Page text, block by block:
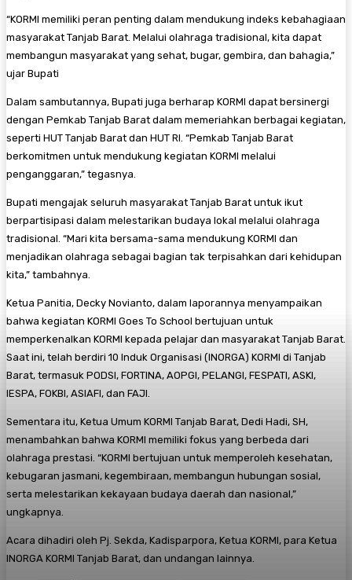
“KORMI memiliki peran penting dalam mendukung indeks kebahagiaan
masyarakat Tanjab Barat. Melalui olahraga tradisional, kita dapat
membangun masyarakat yang sehat, bugar, gembira, dan bahagia,”
ujar Bupati
Dalam sambutannya, Bupati juga berharap KORMI dapat bersinergi
dengan Pemkab Tanjab Barat dalam memeriahkan berbagai kegiatan,
seperti HUT Tanjab Barat dan HUT RI. “Pemkab Tanjab Barat
berkomitmen untuk mendukung kegiatan KORMI melalui
penganggaran,” tegasnya.
Bupati mengajak seluruh masyarakat Tanjab Barat untuk ikut
berpartisipasi dalam melestarikan budaya lokal melalui olahraga
tradisional. “Mari kita bersama-sama mendukung KORMI dan
menjadikan olahraga sebagai bagian tak terpisahkan dari kehidupan
kita,” tambahnya.
Ketua Panitia, Decky Novianto, dalam laporannya menyampaikan
bahwa kegiatan KORMI Goes To School bertujuan untuk
memperkenalkan KORMI kepada pelajar dan masyarakat Tanjab Barat.
Saat ini, telah berdiri 10 Induk Organisasi (INORGA) KORMI di Tanjab
Barat, termasuk PODSI, FORTINA, AOPGI, PELANGI, FESPATI, ASKI,
IESPA, FOKBI, ASIAFI, dan FAJI.
Sementara itu, Ketua Umum KORMI Tanjab Barat, Dedi Hadi, SH,
menambahkan bahwa KORMI memiliki fokus yang berbeda dari
olahraga prestasi. “KORMI bertujuan untuk memperoleh kesehatan,
kebugaran jasmani, kegembiraan, membangun hubungan sosial,
serta melestarikan kekayaan budaya daerah dan nasional,”
ungkapnya.
Acara dihadiri oleh Pj. Sekda, Kadisparpora, Ketua KORMI, para Ketua
INORGA KORMI Tanjab Barat, dan undangan lainnya.